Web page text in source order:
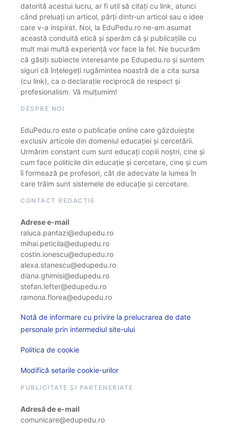
datorită acestui lucru, ar fi util să citați cu link, atunci
când preluați un articol, părți dintr-un articol sau o idee
care v-a inspirat. Noi, la EduPedu.ro ne-am asumat
această conduită etică și sperăm că și publicațiile cu
mult mai multă experiență vor face la fel. Ne bucurăm
că găsiți subiecte interesante pe Edupedu.ro și suntem
siguri că înțelegeți rugămintea noastră de a cita sursa
(cu link), ca o declarație reciprocă de respect și
profesionalism. Vă mulțumim!
DESPRE NOI
EduPedu.ro este o publicație online care găzduiește
exclusiv articole din domeniul educației și cercetării.
Urmărim constant cum sunt educați copiii noștri, cine și
cum face politicile din educație și cercetare, cine și cum
îi formează pe profesori, cât de adecvate la lumea în
care trăim sunt sistemele de educație și cercetare.
CONTACT REDACȚIE
Adrese e-mail
raluca.pantazi@edupedu.ro
mihai.peticila@edupedu.ro
costin.ionescu@edupedu.ro
alexa.stanescu@edupedu.ro
diana.ghimisi@edupedu.ro
stefan.lefter@edupedu.ro
ramona.florea@edupedu.ro
Notă de informare cu privire la prelucrarea de date
personale prin intermediul site-ului
Politica de cookie
Modifică setarile cookie-urilor
PUBLICITATE ȘI PARTENERIATE
Adresă de e-mail
comunicare@edupedu.ro